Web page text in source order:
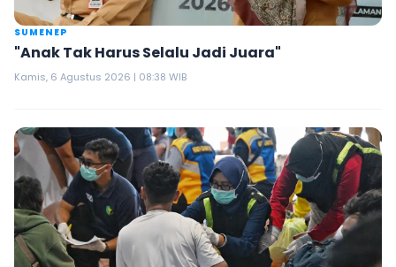
SUMENEP
"Anak Tak Harus Selalu Jadi Juara"
Kamis, 6 Agustus 2026 | 08:38 WIB